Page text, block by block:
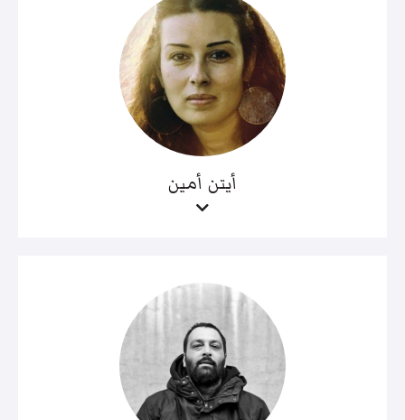
أيتن أمين